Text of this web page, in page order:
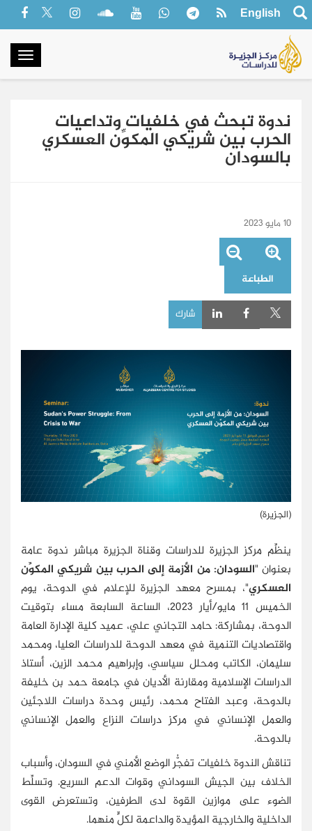
English
ندوة تبحث في خلفيات وتداعيات
الحرب بين شريكي المكوِّن العسكري
بالسودان
10 مايو 2023
الطباعة
شارك
(الجزيرة)
ينظِّم مركز الجزيرة للدراسات وقناة الجزيرة مباشر ندوة عامة
بعنوان "السودان: من الأزمة إلى الحرب بين شريكي المكوِّن
العسكري"، بمسرح معهد الجزيرة للإعلام في الدوحة، يوم
الخميس 11 مايو/أيار 2023، الساعة السابعة مساء بتوقيت
الدوحة، بمشاركة: حامد التجاني علي، عميد كلية الإدارة العامة
واقتصاديات التنمية في معهد الدوحة للدراسات العليا، ومحمد
سليمان، الكاتب ومحلل سياسي، وإبراهيم محمد الزين، أستاذ
الدراسات الإسلامية ومقارنة الأديان في جامعة حمد بن خليفة
بالدوحة، وعبد الفتاح محمد، رئيس وحدة دراسات اللاجئين
والعمل الإنساني في مركز دراسات النزاع والعمل الإنساني
بالدوحة.
تناقش الندوة خلفيات تفجُّر الوضع الأمني في السودان، وأسباب
الخلاف بين الجيش السوداني وقوات الدعم السريع. وتسلِّط
الضوء على موازين القوة لدى الطرفين، وتستعرض القوى
الداخلية والخارجية المؤيدة والداعمة لكلٍّ منهما.